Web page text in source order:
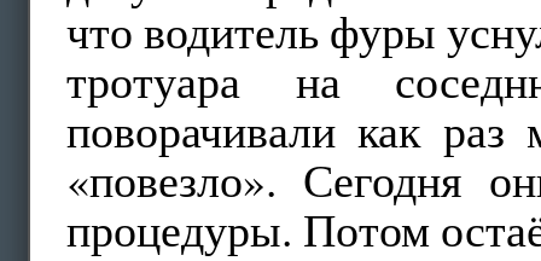
что водитель фуры
тротуара на
поворачивали как
«повезло». Сегодня
процедуры. Потом